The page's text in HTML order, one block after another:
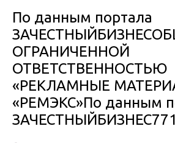
По данным портала
ОГРАНИЧЕННОЙ
ОТВЕТСТВЕННОСТЬЮ
«РЕКЛАМНЫЕ
«РЕМЭКС»По данным